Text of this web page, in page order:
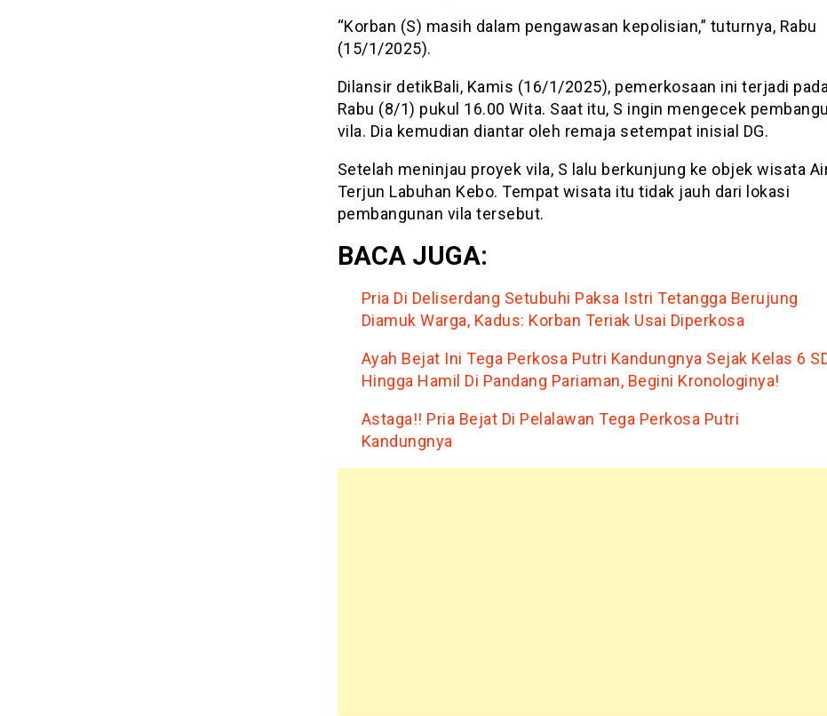
“Korban (S) masih dalam pengawasan kepolisian,” tuturnya, Rabu
(15/1/2025).
Dilansir detikBali, Kamis (16/1/2025), pemerkosaan ini terjadi
Rabu (8/1) pukul 16.00 Wita. Saat itu, S ingin mengecek
vila. Dia kemudian diantar oleh remaja setempat inisial DG.
Setelah meninjau proyek vila, S lalu berkunjung ke objek wisata
Terjun Labuhan Kebo. Tempat wisata itu tidak jauh dari lokasi
pembangunan vila tersebut.
BACA JUGA:
Pria Di Deliserdang Setubuhi Paksa Istri Tetangga Berujung
Diamuk Warga, Kadus: Korban Teriak Usai Diperkosa
Ayah Bejat Ini Tega Perkosa Putri Kandungnya Sejak Kelas 6
Hingga Hamil Di Pandang Pariaman, Begini Kronologinya!
Astaga!! Pria Bejat Di Pelalawan Tega Perkosa Putri
Kandungnya